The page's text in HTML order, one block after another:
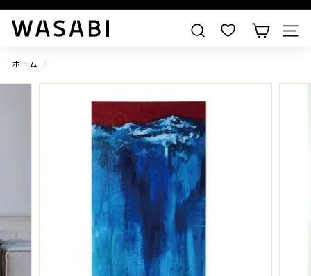
すべての作品を見る
W
S
A
検索
ホーム /